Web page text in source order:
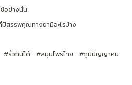
ช้อย่างนั้น
มีสรรพคุณทางยามีอะไรบ้าง
#รั้วกินได้ #สมุนไพรไทย #ภูมิปัญญาคน